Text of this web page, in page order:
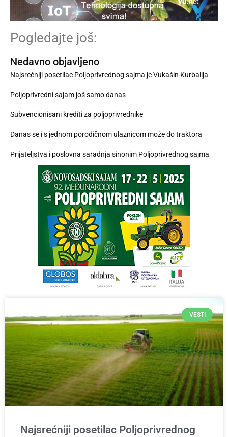
Pogledajte još:
Nedavno objavljeno
Najsrećniji posetilac Poljoprivrednog sajma je Vukašin Kurbalija
Poljoprivredni sajam još samo danas
Subvencionisani krediti za poljoprivrednike
Danas se i s jednom porodičnom ulaznicom može do traktora
Prijateljstva i poslovna saradnja sinonim Poljoprivrednog sajma
VESTI
Najsrećniji posetilac Poljoprivrednog